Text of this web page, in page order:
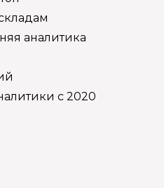
аналитика
с 2020